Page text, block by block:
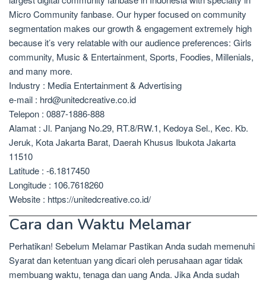
Micro Community fanbase. Our hyper focused on community
segmentation makes our growth & engagement extremely high
because it’s very relatable with our audience preferences: Girls
community, Music & Entertainment, Sports, Foodies, Millenials,
and many more.
Industry : Media Entertainment & Advertising
e-mail : hrd@unitedcreative.co.id
Telepon : 0887-1886-888
Alamat : Jl. Panjang No.29, RT.8/RW.1, Kedoya Sel., Kec. Kb.
Jeruk, Kota Jakarta Barat, Daerah Khusus Ibukota Jakarta
11510
Latitude : -6.1817450
Longitude : 106.7618260
Website : https://unitedcreative.co.id/
Cara dan Waktu Melamar
Perhatikan! Sebelum Melamar Pastikan Anda sudah memenuhi
Syarat dan ketentuan yang dicari oleh perusahaan agar tidak
membuang waktu, tenaga dan uang Anda. Jika Anda sudah